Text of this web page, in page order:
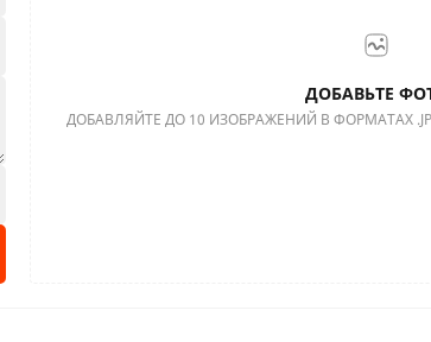
ДОБАВЬТЕ
ДОБАВЛЯЙТЕ ДО 10 ИЗОБРАЖЕНИЙ В ФОРМАТАХ